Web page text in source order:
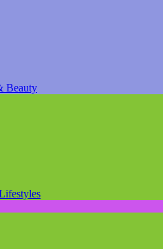
Beauty